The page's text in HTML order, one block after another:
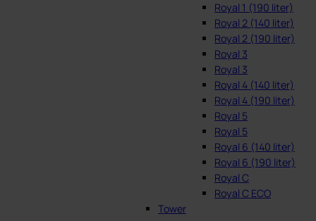
Royal 1 (190 liter)
Royal 2 (140 liter)
Royal 2 (190 liter)
Royal 3
Royal 3
Royal 4 (140 liter)
Royal 4 (190 liter)
Royal 5
Royal 5
Royal 6 (140 liter)
Royal 6 (190 liter)
Royal C
Royal C ECO
Tower